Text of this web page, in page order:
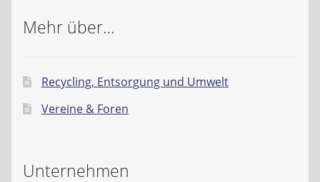
Mehr über…
Recycling, Entsorgung und Umwelt
Vereine & Foren
Unternehmen